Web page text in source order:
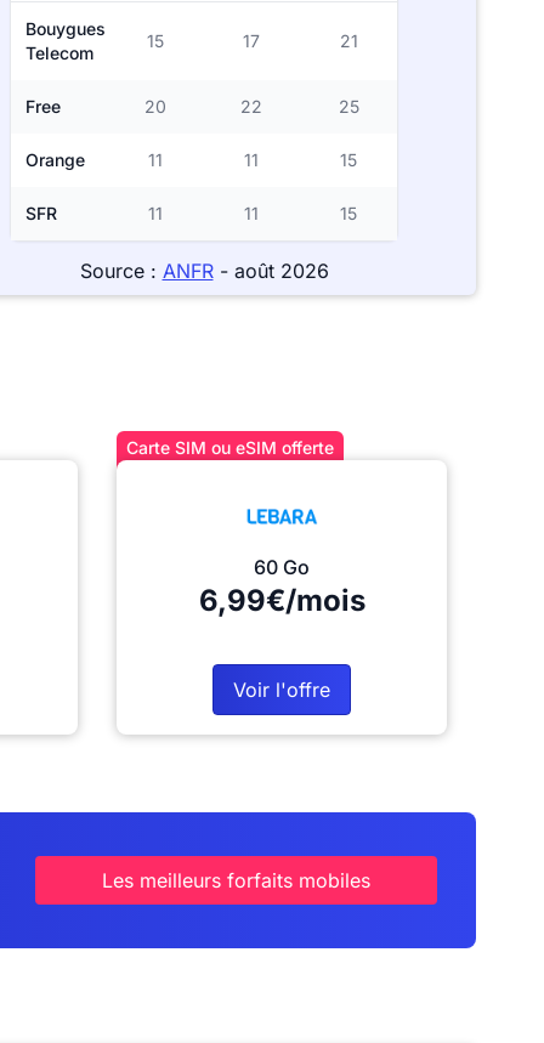
Bouygues
Telecom
15 17 21
Free 20 22 25
Orange 11 11 15
SFR 11 11 15
Source : ANFR- août 2026
Carte SIM ou eSIM offerte
60 Go
6,99€/mois
Voir l'offre
Les meilleurs forfaits mobiles